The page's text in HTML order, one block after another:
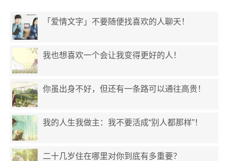
「爱情文字」不要随便找喜欢的人聊天！
我也想喜欢一个会让我变得更好的人！
你虽出身不好，但还有一条路可以通往高贵！
我的人生我做主：我不要活成“别人都那样”！
二十几岁住在哪里对你到底有多重要？